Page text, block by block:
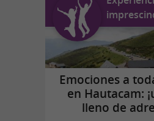
Emociones a
en Hautacam:
lleno de